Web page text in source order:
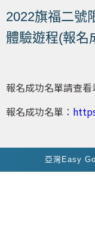
2022旗福二號
體驗遊程(報名
報名成功名單請查
報名成功名單：
亞灣Easy